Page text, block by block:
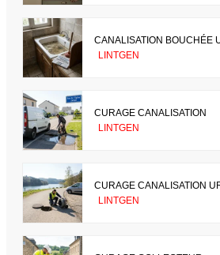
CANALISATION BOUCHÉE
LINTGEN
CURAGE CANALISATION
LINTGEN
CURAGE CANALISATION
LINTGEN